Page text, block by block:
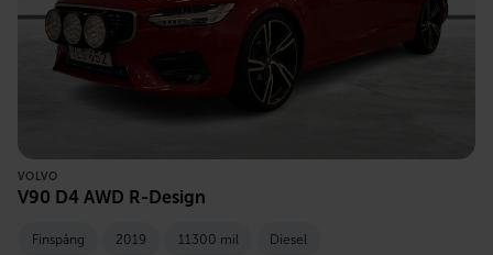
VOLVO
V90 D4 AWD R-Design
Finspång 2019 11300 mil Diesel